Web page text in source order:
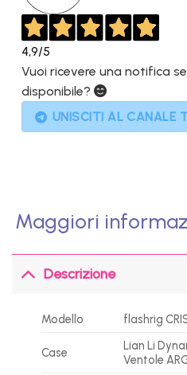
4,9/5
Vuoi ricevere una notifica
disponibile?
UNISCITI AL CANALE
Maggiori
Descrizione
Modello flashrig
Case
Lian Li
Ventole